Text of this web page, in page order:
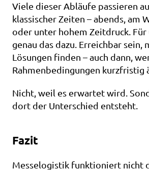
Viele dieser Abläufe passieren
klassischer Zeiten – abends, am
oder unter hohem Zeitdruck. Für
genau das dazu. Erreichbar sein,
Lösungen finden – auch dann,
Rahmenbedingungen kurzfristig
Nicht, weil es erwartet wird.
dort der Unterschied entsteht.
Fazit
Messelogistik funktioniert nicht